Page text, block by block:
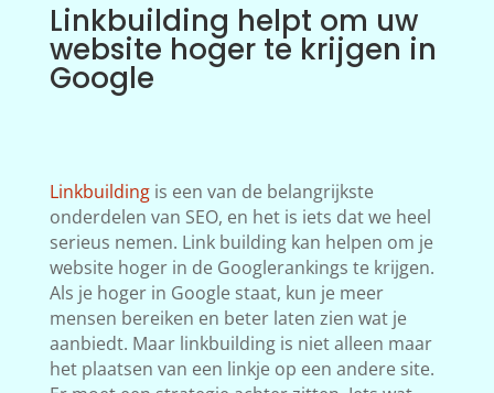
Linkbuilding helpt om uw
website hoger te krijgen in
Google
Linkbuildingis een van de belangrijkste
onderdelen van SEO, en het is iets dat we heel
serieus nemen. Link building kan helpen om je
website hoger in de Googlerankings te krijgen.
Als je hoger in Google staat, kun je meer
mensen bereiken en beter laten zien wat je
aanbiedt. Maar linkbuilding is niet alleen maar
het plaatsen van een linkje op een andere site.